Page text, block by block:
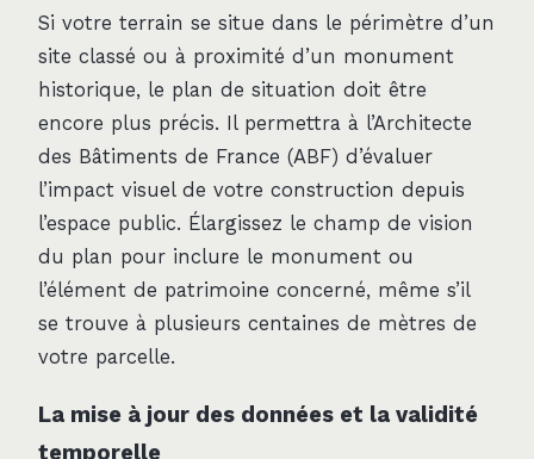
Si votre terrain se situe dans le périmètre d’un
site classé ou à proximité d’un monument
historique, le plan de situation doit être
encore plus précis. Il permettra à l’Architecte
des Bâtiments de France (ABF) d’évaluer
l’impact visuel de votre construction depuis
l’espace public. Élargissez le champ de vision
du plan pour inclure le monument ou
l’élément de patrimoine concerné, même s’il
se trouve à plusieurs centaines de mètres de
votre parcelle.
La mise à jour des données et la validité
temporelle